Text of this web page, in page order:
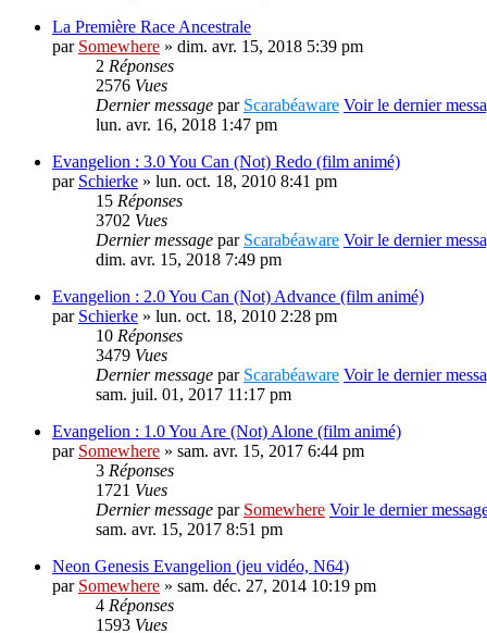
La Première Race Ancestrale
par Somewhere » dim. avr. 15, 2018 5:39 pm
2 Réponses
2576 Vues
Dernier message par Scarabéaware Voir le dernier
lun. avr. 16, 2018 1:47 pm
Evangelion : 3.0 You Can (Not) Redo (film animé)
par Schierke » lun. oct. 18, 2010 8:41 pm
15 Réponses
3702 Vues
Dernier message par Scarabéaware Voir le dernier
dim. avr. 15, 2018 7:49 pm
Evangelion : 2.0 You Can (Not) Advance (film animé)
par Schierke » lun. oct. 18, 2010 2:28 pm
10 Réponses
3479 Vues
Dernier message par Scarabéaware Voir le dernier
sam. juil. 01, 2017 11:17 pm
Evangelion : 1.0 You Are (Not) Alone (film animé)
par Somewhere » sam. avr. 15, 2017 6:44 pm
3 Réponses
1721 Vues
Dernier message par Somewhere Voir le dernier
sam. avr. 15, 2017 8:51 pm
Neon Genesis Evangelion (jeu vidéo, N64)
par Somewhere » sam. déc. 27, 2014 10:19 pm
4 Réponses
1593 Vues